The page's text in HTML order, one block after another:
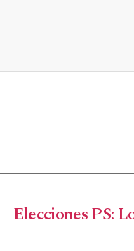
Elecciones PS: